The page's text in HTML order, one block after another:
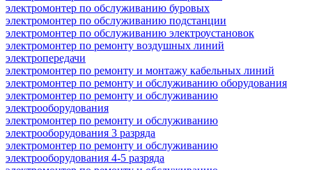
электромонтер по обслуживанию буровых
электромонтер по обслуживанию подстанции
электромонтер по обслуживанию электроустановок
электромонтер по ремонту воздушных линий
электропередачи
электромонтер по ремонту и монтажу кабельных линий
электромонтер по ремонту и обслуживанию оборудования
электромонтер по ремонту и обслуживанию
электрооборудования
электромонтер по ремонту и обслуживанию
электрооборудования 3 разряда
электромонтер по ремонту и обслуживанию
электрооборудования 4-5 разряда